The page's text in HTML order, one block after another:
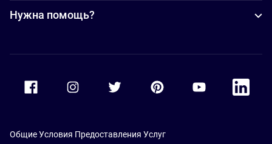
Нужна помощь?
Accor Facebook Accor TwitterAccor PinterestAccor Youtube
Accor
Общие Условия Предоставления Услуг